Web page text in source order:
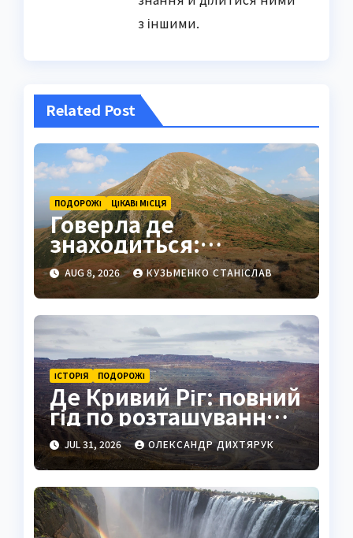
з іншими.
Related Post
ПОДОРОЖІ ЦІКАВІ МІСЦЯ
Говерла де
знаходиться:
найвища вершина
України в серці
Карпат
AUG 8, 2026 КУЗЬМЕНКО СТАНІСЛАВ
ІСТОРІЯ ПОДОРОЖІ
Де Кривий Ріг: повний
гід по розташуванню,
історії та життю міста
JUL 31, 2026 ОЛЕКСАНДР ДИХТЯРУК